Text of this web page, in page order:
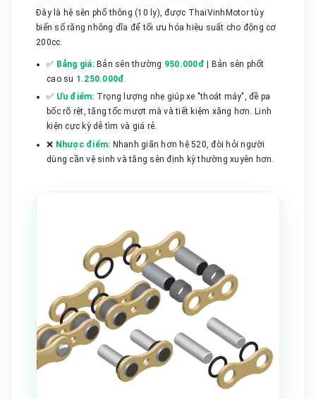
Đây là hệ sên phổ thông (10 ly), được ThaiVinhMotor tùy
biến số răng nhông dĩa để tối ưu hóa hiệu suất cho động cơ
200cc.
✅ Bảng giá:Bản sên thường 950.000đ | Bản sên phốt
cao su 1.250.000đ
✅ Ưu điểm: Trọng lượng nhẹ giúp xe "thoát máy", đề pa
bốc rõ rệt, tăng tốc mượt mà và tiết kiệm xăng hơn. Linh
kiện cực kỳ dễ tìm và giá rẻ.
❌ Nhược điểm: Nhanh giãn hơn hệ 520, đòi hỏi người
dùng cần vệ sinh và tăng sên định kỳ thường xuyên hơn.